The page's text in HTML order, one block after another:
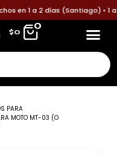
en 1 a 2 días (Santiago) •
$0
0
PARA
MOTO MT-03 (O